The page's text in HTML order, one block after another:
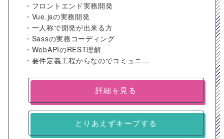
・フロントエンド実務開発
・Vue.jsの実務開発
・一人称で開発が出来る方
・Sassの実務コーディング
・WebAPIのREST理解
・要件定義工程からなのでコミュニ...
詳細を見る
とりあえずキープする